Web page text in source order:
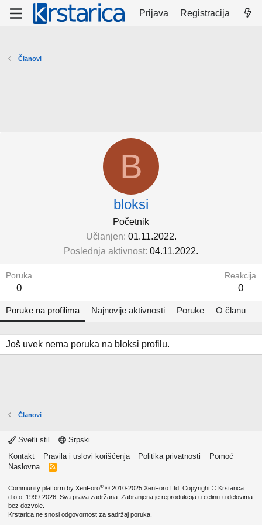
Prijava Registracija
Članovi
B
bloksi
Početnik
Učlanjen 01.11.2022.
Poslednja aktivnost 04.11.2022.
Poruka
0
Reakcija
0
Poruke na profilima Najnovije aktivnosti Poruke O članu
Još uvek nema poruka na bloksi profilu.
Članovi
Svetli stil
Srpski
Kontakt
Pravila i uslovi korišćenja Politika privatnosti
Pomoć
Naslovna
R
Community platform by XenForo® © 2010-2025 XenForo Ltd. Copyright © Krstarica
d.o.o. 1999-2026. Sva prava zadržana. Zabranjena je reprodukcija u celini i u delovima
bez dozvole.
Krstarica ne snosi odgovornost za sadržaj poruka.